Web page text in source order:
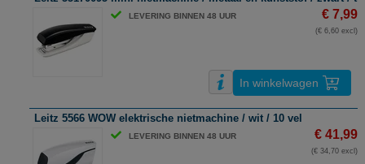
LEVERING BINNEN 48 UUR € 7,99
(€ 6,60 excl)
In winkelwagen
Leitz 5566 WOW elektrische nietmachine / wit / 10 vel
LEVERING BINNEN 48 UUR € 41,99
(€ 34,70 excl)